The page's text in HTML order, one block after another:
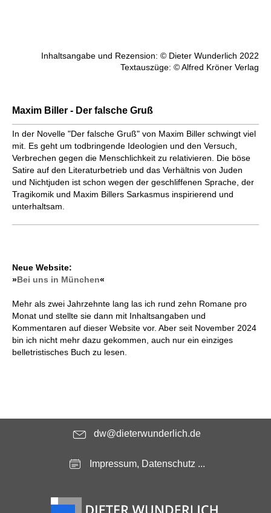
Inhaltsangabe und Rezension: © Dieter Wunderlich 2022
Textauszüge: © Alfred Kröner Verlag
Maxim Biller - Der falsche Gruß
In der Novelle "Der falsche Gruß" von Maxim Biller schwingt viel
mit. Es geht um todbringende Ideologien und den Versuch,
Verbrechen gegen die Menschlichkeit zu relativieren. Die böse
Satire auf den Literaturbetrieb und das Verhältnis von Juden
und Nichtjuden ist schon wegen der geschliffenen Sprache, der
Tragikomik und Maxim Billers Sarkasmus inspirierend und
unterhaltsam.
Neue Website:
»Bei uns in München«
Mehr als zwei Jahrzehnte lang las ich rund zehn Romane pro
Monat und stellte sie dann mit Inhaltsangaben und
Kommentaren auf dieser Website vor. Aber seit November 2024
bin ich nicht mehr dazu gekommen, auch nur ein einziges
belletristisches Buch zu lesen.
dw@dieterwunderlich.de
Impressum, Datenschutz ...